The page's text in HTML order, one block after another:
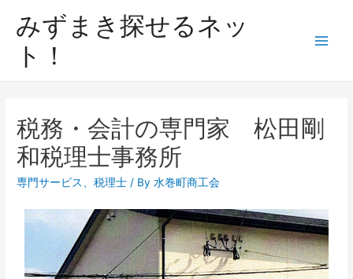
みずまき探せるネッ
ト！
税務・会計の専門家 松田剛
和税理士事務所
専門サービス、税理士 / By水巻町商工会